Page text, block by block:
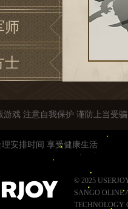
师
士
戏 注意自我保护 谨防上当受骗
安排时间 享受健康生活
© 2025
SANGO OLINE
TECHNOLOGY